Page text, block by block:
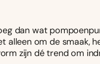
dan wat
alleen om de smaak,
zijn dé trend om